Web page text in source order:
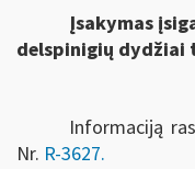
Įsakymas
delspinigių dydžiai
Informaciją
Nr. R-3627.